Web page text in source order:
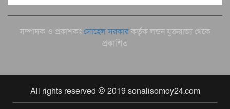
সম্পাদক ও প্রকাশকঃ সোহেল সরকারকর্তৃক লন্ডন যুক্তরাজ্য থেকে
প্রকাশিত
All rights reserved © 2019 sonalisomoy24.com